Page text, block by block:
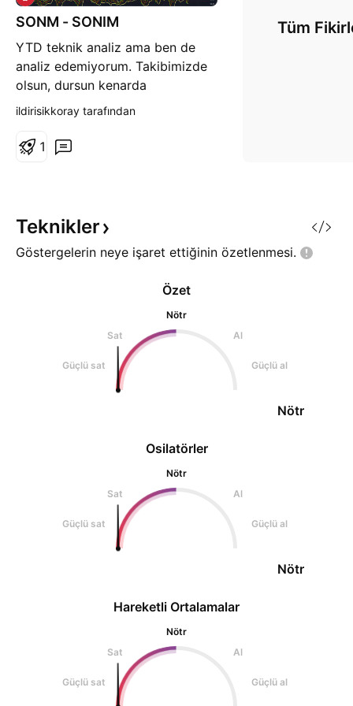
SONM - SONIM
YTD teknik analiz ama ben de
analiz edemiyorum. Takibimizde
olsun, dursun kenarda
ildirisikkoray tarafından
1
Tüm
Teknikler
Göstergelerin neye işaret ettiğinin özetlenmesi.
Osilatörler
Nötr
Sat
Al
Güçlü sat Güçlü al
Nötr
Özet
Nötr
Sat
Al
Güçlü sat Güçlü al
Nötr
Hareketli Ortalamalar
Nötr
Sat
Al
Güçlü sat Güçlü al